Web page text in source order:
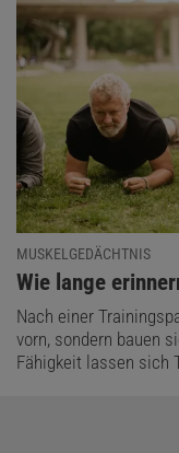
MUSKELGEDÄCHTNIS
:
Wie lange
Nach einer
vorn, sondern bauen
Fähigkeit lassen sich